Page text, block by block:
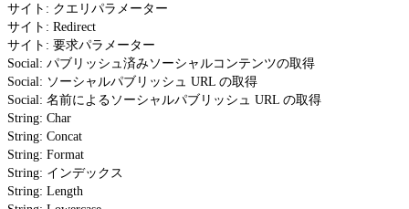
サイト: クエリパラメーター
サイト: Redirect
サイト: 要求パラメーター
Social: パブリッシュ済みソーシャルコンテンツの取得
Social: ソーシャルパブリッシュ URL の取得
Social: 名前によるソーシャルパブリッシュ URL の取得
String: Char
String: Concat
String: Format
String: インデックス
String: Length